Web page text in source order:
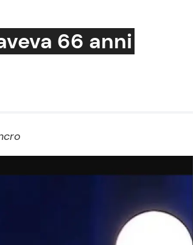
Le Ricette in TV
66 anni